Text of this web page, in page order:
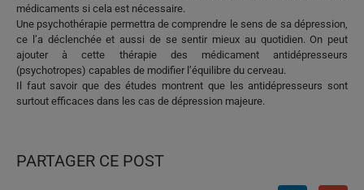
médicaments si cela est nécessaire.
Une psychothérapie permettra de comprendre le sens de sa dépression,
ce l’a déclenchée et aussi de se sentir mieux au quotidien. On peut
ajouter à cette thérapie des médicament antidépresseurs
(psychotropes) capables de modifier l’équilibre du cerveau.
Il faut savoir que des études montrent que les antidépresseurs sont
surtout efficaces dans les cas de dépression majeure.
PARTAGER CE POST